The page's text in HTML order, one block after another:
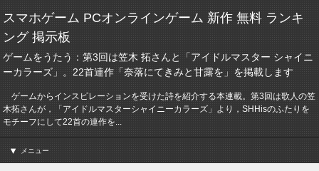
スマホゲーム PCオンラインゲーム 新作 無料 ランキ
ング 掲示板
ゲームをうたう：第3回は笠木 拓さんと「アイドルマスター シャイニ
ーカラーズ」。22首連作「奈落にてきみと甘露を」を掲載します
ゲームからインスピレーションを受けた詩を紹介する本連載。第3回は歌人の笠
木拓さんが，「アイドルマスターシャイニーカラーズ」より，SHHisのふたりを
モチーフにして22首の連作を...
メニュー